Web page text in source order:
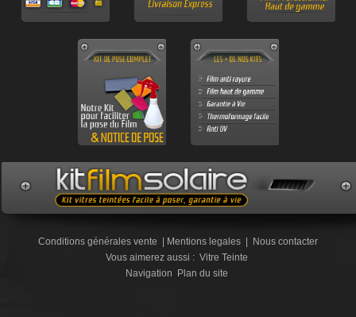
Conditions générales vente | Mentions legales | Nous contacter
Vous aimerez aussi : Vitre Teinte
Navigation Plan du site